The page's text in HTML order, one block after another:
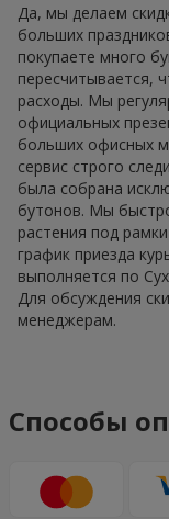
Да, мы делаем
больших
покупаете много
пересчитывается,
расходы. Мы
официальных
больших офисных
сервис строго
была собрана
бутонов. Мы
растения под
график приезда
выполняется по
Для обсуждения
менеджерам.
Способы